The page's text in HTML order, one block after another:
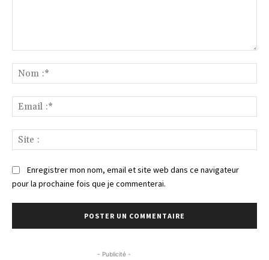
:*
:*
:
Enregistrer mon nom, email et site web dans ce navigateur
pour la prochaine fois que je commenterai.
- Publicité -